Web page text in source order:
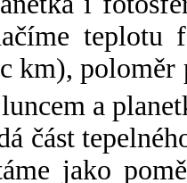
km),
a
část
jako